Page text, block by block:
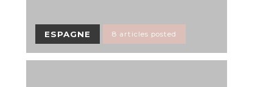
ESPAGNE 8 articles posted